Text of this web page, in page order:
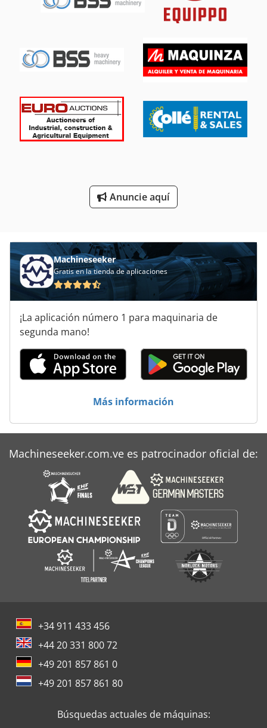
Herramientas De Mano
Invernaderos De
Maquinas De Coser Industriales
Mini Excavadora
Máquina De La Construcción
Sistema De Extracción DeAnuncie aquí
Machineseeker
Gratis en la tienda de aplicaciones
¡La aplicación número 1 para maquinaria de
segunda mano!
Más información
Machineseeker.com.ve es patrocinador oficial de:
+34 911 433 456
+44 20 331 800 72
+49 201 857 861 0
+49 201 857 861 80
Búsquedas actuales de máquinas: